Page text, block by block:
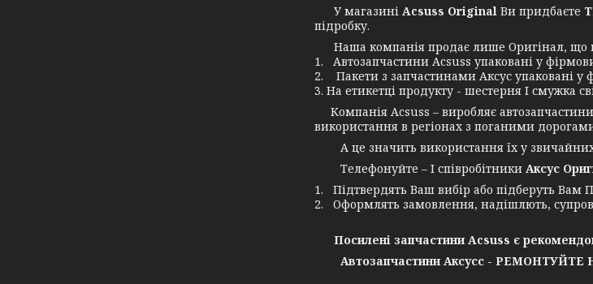
У магазині Acsuss Original Ви придбаєте
підробку.
Наша компанія продає лише Оригінал, що
1. Автозапчастини Acsuss упаковані у
2. Пакети з запчастинами Аксус упаковані у
3. На етикетці продукту - шестерня І смужка
Компанія Acsuss – виробляє
використання в регіонах з поганими
А це значить використання їх у
Телефонуйте – І співробітники Аксус
1. Підтвердять Ваш вибір або підберуть
2. Оформлять замовлення, надішлють,
Посилені запчастини Acsuss є
Автозапчастини Аксусс -